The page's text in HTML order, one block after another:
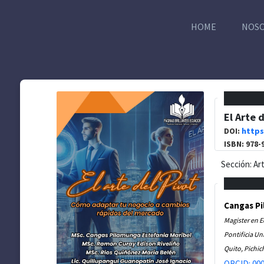
HOME
El Arte
DOI:
ISBN:
Sección:
Cangas
Pontificia
Quito,